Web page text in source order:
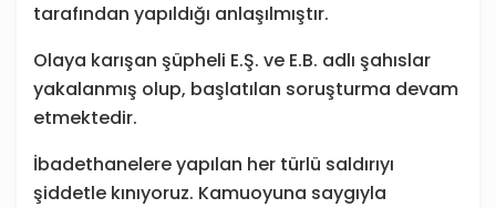
tarafından yapıldığı anlaşılmıştır.
Olaya karışan şüpheli E.Ş. ve E.B. adlı şahıslar
yakalanmış olup, başlatılan soruşturma devam
etmektedir.
İbadethanelere yapılan her türlü saldırıyı
şiddetle kınıyoruz. Kamuoyuna saygıyla